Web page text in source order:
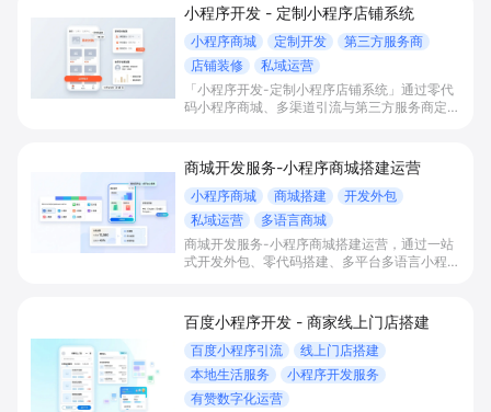
小程序开发 - 定制小程序店铺系统
小程序商城 定制开发
第三方服务商
店铺装修
私域运营
「小程序开发-定制小程序店铺系统」通过零代
码小程序商城、多渠道引流与第三方服务商定制
私域运营场景，提升获客与复购，实现线上生意
增长。
商城开发服务-小程序商城搭建运营
小程序商城 商城搭建
开发外包
私域运营
多语言商城
商城开发服务-小程序商城搭建运营，通过一站
式开发外包、零代码搭建、多平台多语言小程序
实现低成本获客、提升复购与业绩增长。
百度小程序开发 - 商家线上门店搭建
百度小程序引流
线上门店搭建
本地生活服务
小程序开发服务
有赞数字化运营